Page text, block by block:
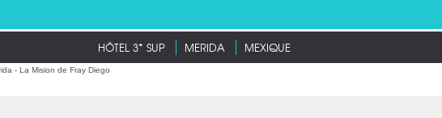
HÔTEL 3* SUP MERIDA MEXIQUE